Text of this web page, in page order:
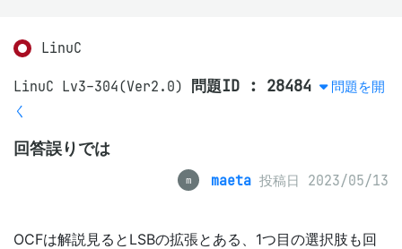
LinuC
LinuC Lv3-304(Ver2.0) 問題ID : 28484
問題を開
く
回答誤りでは
m maeta 投稿日 2023/05/13
OCFは解説見るとLSBの拡張とある、1つ目の選択肢も回